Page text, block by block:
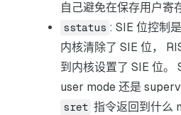
自己避免在保存用户寄
sstatus : SIE 位控制
内核清除了 SIE 位，
到内核设置了 SIE 位。
user mode 还是
sret 指令返回到什么